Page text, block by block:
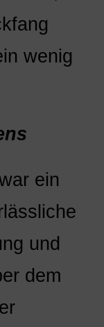
wenig
ein
und
dem